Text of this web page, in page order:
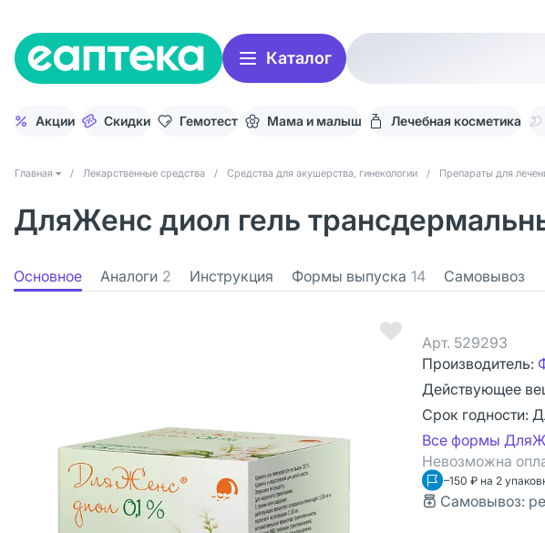
Каталог
Акции Скидки Гемотест Мама и малыш Лечебная косметика
Главная / Лекарственные средства / Средства для акушерства, гинекологии / Препараты для
ДляЖенс диол гель
Основное Аналоги 2 Инструкция Формы выпуска 14 Самовывоз
Арт. 529293
Производитель:
Действующее
Срок годности:
Все формы
Невозможна
–150 ₽ на 2
Самовывоз: